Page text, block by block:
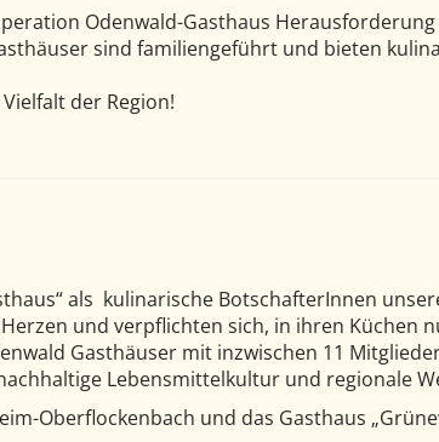
Odenwald-Gasthaus
sind familiengeführt und bieten
der Region!
als kulinarische BotschafterInnen
und verpflichten sich, in ihren Küchen
Gasthäuser mit inzwischen 11
Lebensmittelkultur und regionale
Oberflockenbach und das Gasthaus